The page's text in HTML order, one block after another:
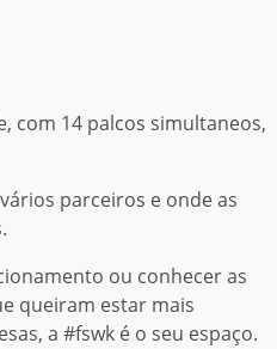
com 14 palcos simultaneos,
parceiros e onde as
ou conhecer as
queiram estar mais
a #fswk é o seu espaço.